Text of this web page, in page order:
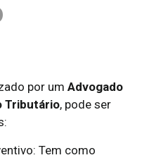
por um Advogado
Tributário, pode ser
Tem como